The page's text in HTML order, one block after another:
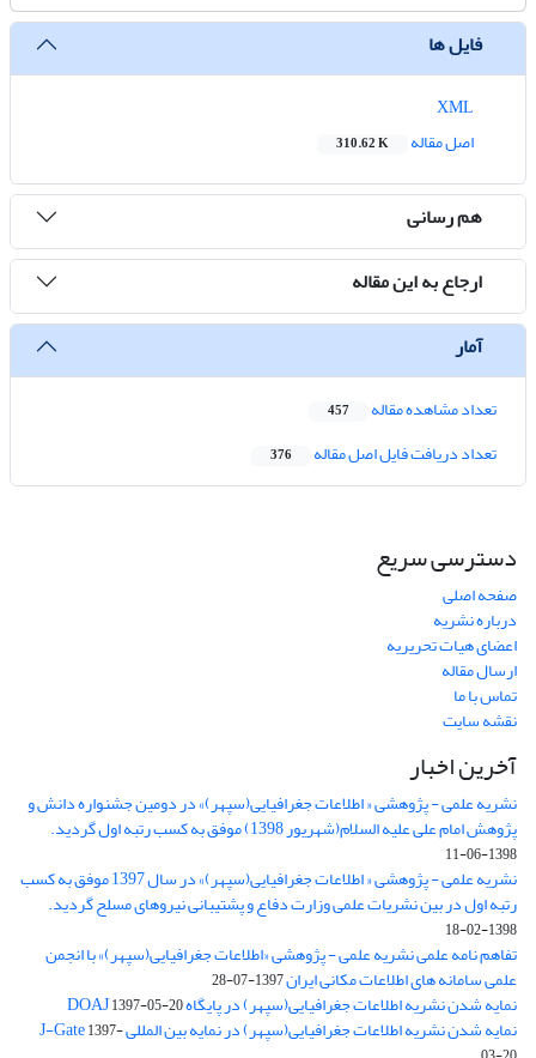
فایل ها
اصل مقاله
310.62 K
هم رسانی
ارجاع به این مقاله
آمار
تعداد مشاهده مقاله 457
تعداد دریافت فایل اصل مقاله 376
دسترسی سریع
صفحه اصلی
درباره نشریه
اعضای هیات تحریریه
ارسال مقاله
تماس با ما
نقشه سایت
آخرین اخبار
نشریه علمی - پژوهشی « اطلاعات جغرافیایی(سپهر)» در دومین جشنواره دانش و
پژوهش امام علی علیه السلام(شهریور 1398) موفق به کسب رتبه اول گردید.
1398-06-11
نشریه علمی - پژوهشی « اطلاعات جغرافیایی(سپهر)» در سال 1397 موفق به کسب
رتبه اول در بین نشریات علمی وزارت دفاع و پشتیبانی نیروهای مسلح گردید.
1398-02-18
تفاهم نامه علمی نشریه علمی - پژوهشی «اطلاعات جغرافیایی(سپهر)» با انجمن
علمی سامانه های اطلاعات مکانی ایران1397-07-28
نمایه شدن نشریه اطلاعات جغرافیایی(سپهر) در پایگاه DOAJ1397-05-20
نمایه شدن نشریه اطلاعات جغرافیایی(سپهر) در نمایه بین المللی J-Gate1397-